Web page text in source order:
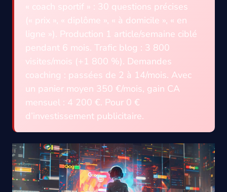
« coach sportif » : 30 questions précises
(« prix », « diplôme », « à domicile », « en
ligne »). Production 1 article/semaine ciblé
pendant 6 mois. Trafic blog : 3 800
visites/mois (+1 800 %). Demandes
coaching : passées de 2 à 14/mois. Avec
un panier moyen 350 €/mois, gain CA
mensuel : 4 200 €. Pour 0 €
d’investissement publicitaire.